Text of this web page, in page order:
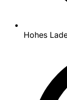
Hohes